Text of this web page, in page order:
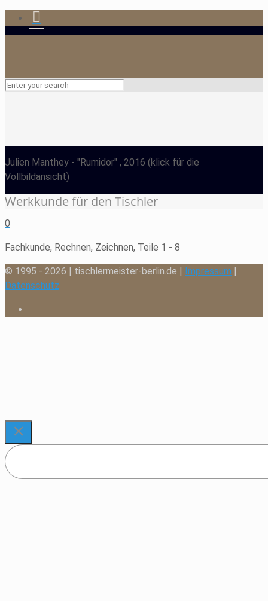
Julien Manthey - "Rumidor" , 2016 (klick für die
Vollbildansicht)
Werkkunde für den Tischler
0
Fachkunde, Rechnen, Zeichnen, Teile 1 - 8
© 1995 - 2026 | tischlermeister-berlin.de | Impressum
Datenschutz